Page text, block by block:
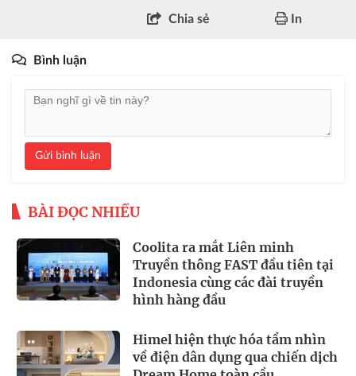
Chia sẻ In
Bình luận
Gửi bình luận
BÀI ĐỌC NHIỀU
Coolita ra mắt Liên minh
Truyền thông FAST đầu tiên tại
Indonesia cùng các đài truyền
hình hàng đầu
Himel hiện thực hóa tầm nhìn
về điện dân dụng qua chiến dịch